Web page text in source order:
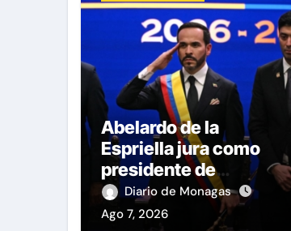
Abelardo de la
Espriella jura como
presidente de
Colombia para el
periodo 2026-2030
Diario de Monagas
Ago 7, 2026